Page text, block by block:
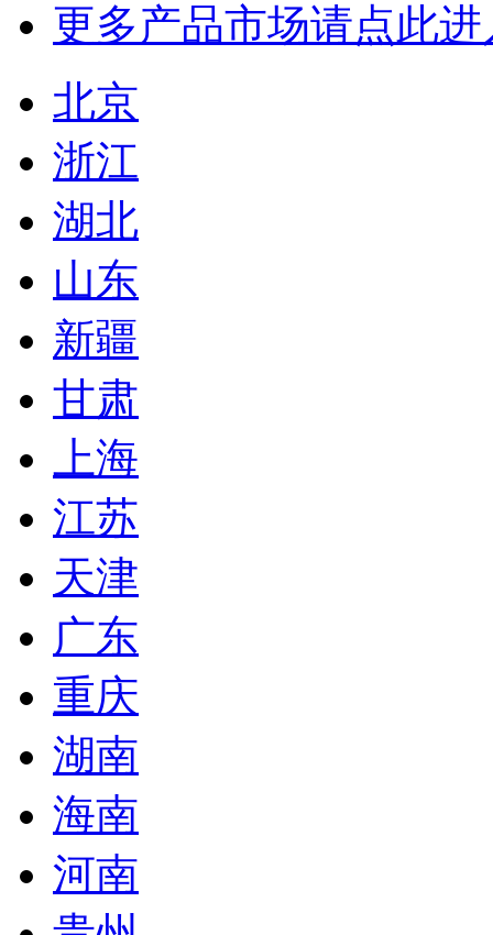
更多产品市场请点此进
北京
浙江
湖北
山东
新疆
甘肃
上海
江苏
天津
广东
重庆
湖南
海南
河南